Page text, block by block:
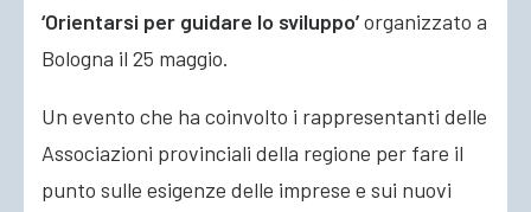
‘Orientarsi per guidare lo sviluppo’organizzato a
Bologna il 25 maggio.
Un evento che ha coinvolto i rappresentanti delle
Associazioni provinciali della regione per fare il
punto sulle esigenze delle imprese e sui nuovi